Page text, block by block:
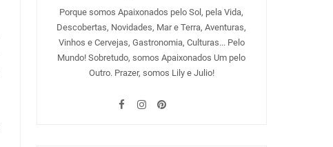
Porque somos Apaixonados pelo Sol, pela Vida,
Descobertas, Novidades, Mar e Terra, Aventuras,
Vinhos e Cervejas, Gastronomia, Culturas... Pelo
Mundo! Sobretudo, somos Apaixonados Um pelo
Outro. Prazer, somos Lily e Julio!